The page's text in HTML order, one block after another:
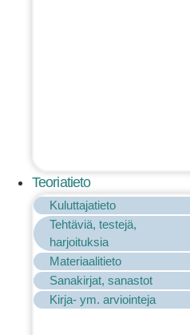
Teoriatieto
Kuluttajatieto
Tehtäviä, testejä,
harjoituksia
Materiaalitieto
Sanakirjat, sanastot
Kirja- ym. arviointeja